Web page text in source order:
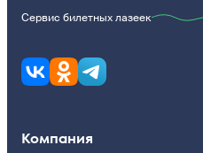
Сервис билетных лазеек
Компания